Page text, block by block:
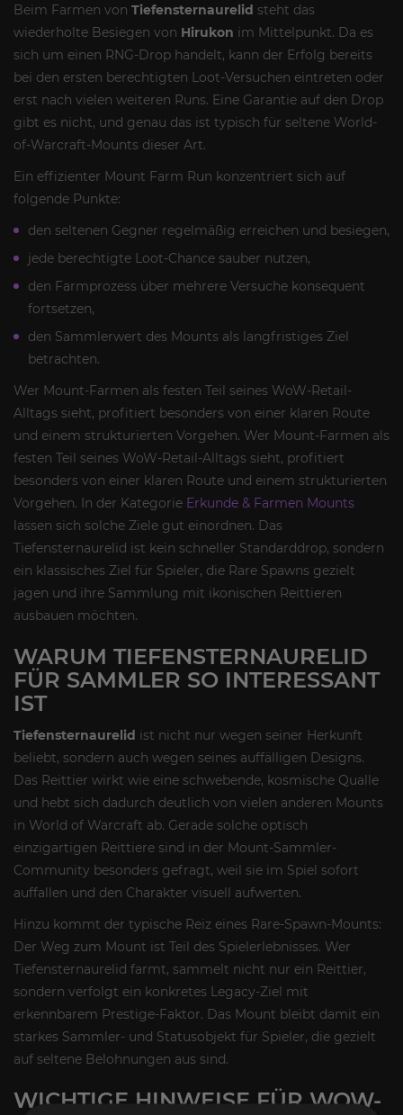
Beim Farmen von Tiefensternaurelid steht das
wiederholte Besiegen von Hirukon im Mittelpunkt. Da es
sich um einen RNG-Drop handelt, kann der Erfolg bereits
bei den ersten berechtigten Loot-Versuchen eintreten oder
erst nach vielen weiteren Runs. Eine Garantie auf den Drop
gibt es nicht, und genau das ist typisch für seltene World-
of-Warcraft-Mounts dieser Art.
Ein effizienter Mount Farm Run konzentriert sich auf
folgende Punkte:
den seltenen Gegner regelmäßig erreichen und besiegen,
jede berechtigte Loot-Chance sauber nutzen,
den Farmprozess über mehrere Versuche konsequent
fortsetzen,
den Sammlerwert des Mounts als langfristiges Ziel
betrachten.
Wer Mount-Farmen als festen Teil seines WoW-Retail-
Alltags sieht, profitiert besonders von einer klaren Route
und einem strukturierten Vorgehen. Wer Mount-Farmen als
festen Teil seines WoW-Retail-Alltags sieht, profitiert
besonders von einer klaren Route und einem strukturierten
Vorgehen. In der Kategorie Erkunde & Farmen Mounts
lassen sich solche Ziele gut einordnen. Das
Tiefensternaurelid ist kein schneller Standarddrop, sondern
ein klassisches Ziel für Spieler, die Rare Spawns gezielt
jagen und ihre Sammlung mit ikonischen Reittieren
ausbauen möchten.
WARUM TIEFENSTERNAURELID
FÜR SAMMLER SO INTERESSANT
IST
Tiefensternaurelid ist nicht nur wegen seiner Herkunft
beliebt, sondern auch wegen seines auffälligen Designs.
Das Reittier wirkt wie eine schwebende, kosmische Qualle
und hebt sich dadurch deutlich von vielen anderen Mounts
in World of Warcraft ab. Gerade solche optisch
einzigartigen Reittiere sind in der Mount-Sammler-
Community besonders gefragt, weil sie im Spiel sofort
auffallen und den Charakter visuell aufwerten.
Hinzu kommt der typische Reiz eines Rare-Spawn-Mounts:
Der Weg zum Mount ist Teil des Spielerlebnisses. Wer
Tiefensternaurelid farmt, sammelt nicht nur ein Reittier,
sondern verfolgt ein konkretes Legacy-Ziel mit
erkennbarem Prestige-Faktor. Das Mount bleibt damit ein
starkes Sammler- und Statusobjekt für Spieler, die gezielt
auf seltene Belohnungen aus sind.
WICHTIGE HINWEISE FÜR WOW-